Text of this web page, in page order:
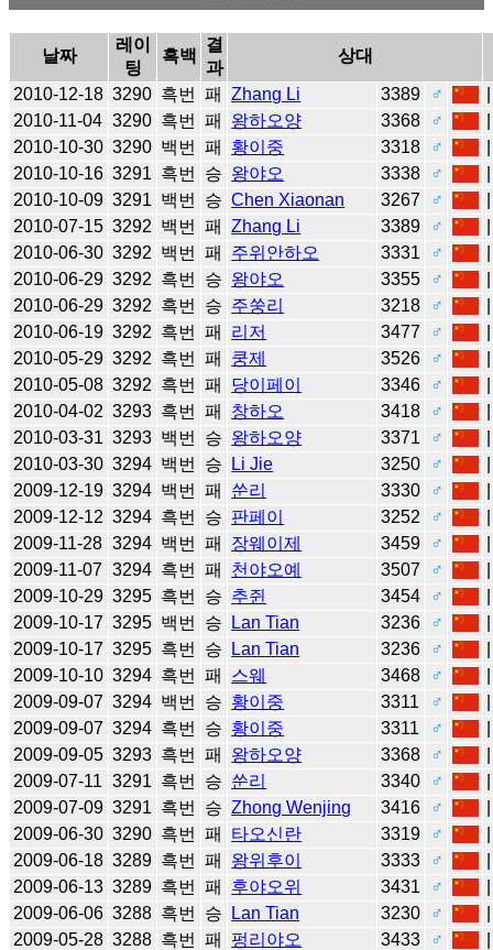
날짜
레이
팅
흑백
결
과
상대
2010-12-18 3290 흑번 패 Zhang Li 3389 ♂
2010-11-04 3290 흑번 패 왕하오양 3368 ♂
2010-10-30 3290 백번 패 황이중 3318 ♂
2010-10-16 3291 흑번 승 왕야오 3338 ♂
2010-10-09 3291 백번 승 Chen Xiaonan 3267 ♂
2010-07-15 3292 백번 패 Zhang Li 3389 ♂
2010-06-30 3292 백번 패 주위안하오 3331 ♂
2010-06-29 3292 흑번 승 왕야오 3355 ♂
2010-06-29 3292 흑번 승 주쑹리 3218 ♂
2010-06-19 3292 흑번 패 리저 3477 ♂
2010-05-29 3292 흑번 패 쿵제 3526 ♂
2010-05-08 3292 흑번 패 당이페이 3346 ♂
2010-04-02 3293 흑번 패 창하오 3418 ♂
2010-03-31 3293 백번 승 왕하오양 3371 ♂
2010-03-30 3294 백번 승 Li Jie 3250 ♂
2009-12-19 3294 백번 패 쑨리 3330 ♂
2009-12-12 3294 흑번 승 판페이 3252 ♂
2009-11-28 3294 백번 패 장웨이제 3459 ♂
2009-11-07 3294 흑번 패 천야오예 3507 ♂
2009-10-29 3295 흑번 승 추쥔 3454 ♂
2009-10-17 3295 백번 승 Lan Tian 3236 ♂
2009-10-17 3295 흑번 승 Lan Tian 3236 ♂
2009-10-10 3294 흑번 패 스웨 3468 ♂
2009-09-07 3294 백번 승 황이중 3311 ♂
2009-09-07 3294 흑번 승 황이중 3311 ♂
2009-09-05 3293 흑번 패 왕하오양 3368 ♂
2009-07-11 3291 흑번 승 쑨리 3340 ♂
2009-07-09 3291 흑번 승 Zhong Wenjing 3416 ♂
2009-06-30 3290 흑번 패 타오신란 3319 ♂
2009-06-18 3289 흑번 패 왕위후이 3333 ♂
2009-06-13 3289 흑번 패 후야오위 3431 ♂
2009-06-06 3288 흑번 승 Lan Tian 3230 ♂
2009-05-28 3288 흑번 패 펑리야오 3433 ♂